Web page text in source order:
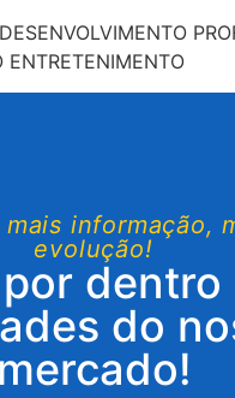
ENTRETENIMENTO
informação,
evolução!
dentro
do
mercado!